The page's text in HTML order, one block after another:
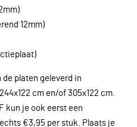
12mm)
platen geleverd in
cm en/of 305x122 cm.
kun je ook eerst een
€3,95 per stuk. Plaats je